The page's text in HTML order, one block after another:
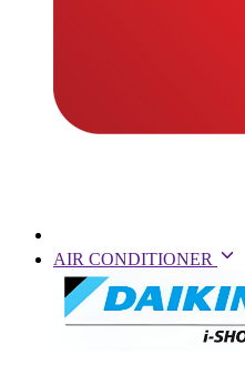
AIR CONDITIONER